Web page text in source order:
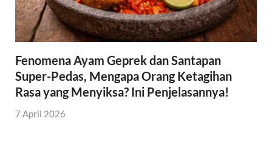
Fenomena Ayam Geprek dan Santapan
Super-Pedas, Mengapa Orang Ketagihan
Rasa yang Menyiksa? Ini Penjelasannya!
7 April 2026